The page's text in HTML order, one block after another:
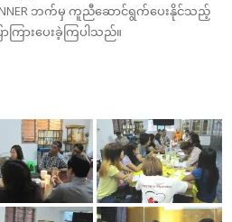
NNER ဘက်မှ ကူညီဆောင်ရွက်ပေးနိုင်သည့်
ကြားပေးခဲ့ကြပါသည်။